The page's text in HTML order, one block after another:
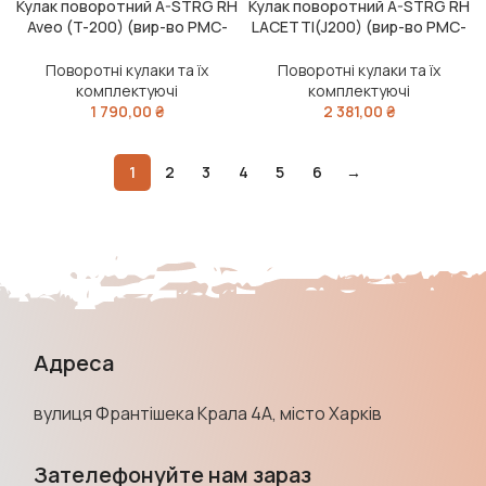
Кулак поворотний A-STRG RH
Aveo (T-200) (вир-во PMC-
Поворотні кулаки та їх
комплектуючі
1 790,00 ₴
Кулак поворотний A-STRG RH
LACETTI(J200) (вир-во PMC-
Поворотні кулаки та їх
комплектуючі
2 381,00 ₴
1 2 3 4 5 6 →
Адреса
вулиця Франтішека Крала 4А, місто Харків
Зателефонуйте нам зараз